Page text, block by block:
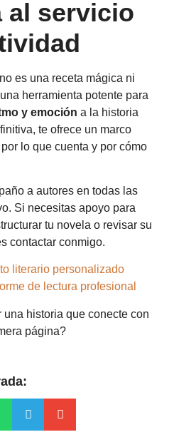
al servicio
es una receta mágica ni
herramienta potente para
y emoción a la historia
te ofrece un marco
lo que cuenta y por cómo
a autores en todas las
Si necesitas apoyo para
tu novela o revisar su
contactar conmigo.
literario personalizado
de lectura profesional
historia que conecte con
página?